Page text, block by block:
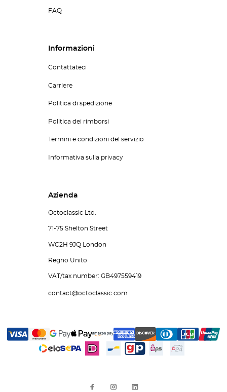
FAQ
Informazioni
Contattateci
Carriere
Politica di spedizione
Politica dei rimborsi
Termini e condizioni del servizio
Informativa sulla privacy
Azienda
Octoclassic Ltd.
71-75 Shelton Street
WC2H 9JQ London
Regno Unito
VAT/tax number: GB497559419
contact@octoclassic.com